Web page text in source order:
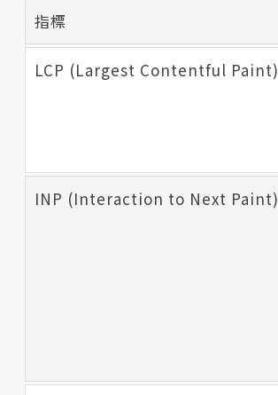
指標
LCP (Largest Contentful Paint)
INP (Interaction to Next Paint)